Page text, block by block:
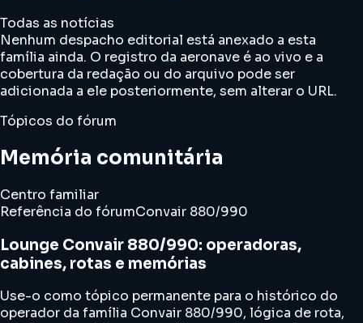
Todas as notícias
Nenhum despacho editorial está anexado a esta
família ainda. O registro da aeronave é ao vivo e a
cobertura da redação ou do arquivo pode ser
adicionada a ele posteriormente, sem alterar o URL.
Tópicos do fórum
Memória comunitária
Centro familiar
Referência do fórumConvair 880/990
Lounge Convair 880/990: operadoras,
cabines, rotas e memórias
Use-o como tópico permanente para o histórico do
operador da família Convair 880/990, lógica de rota,